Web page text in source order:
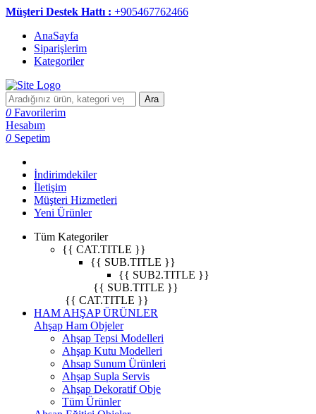
Müşteri Destek Hattı : +905467762466
AnaSayfa
Siparişlerim
Kategoriler
Ara
0 Favorilerim
Hesabım
0 Sepetim
İndirimdekiler
İletişim
Müşteri Hizmetleri
Yeni Ürünler
Tüm Kategoriler
{{ CAT.TITLE }}
{{ SUB.TITLE }}
{{ SUB2.TITLE }}
{{ SUB.TITLE }}
{{ CAT.TITLE }}
HAM AHŞAP ÜRÜNLER
Ahşap Ham Objeler
Ahşap Tepsi Modelleri
Ahşap Kutu Modelleri
Ahsap Sunum Ürünleri
Ahşap Supla Servis
Ahşap Dekoratif Obje
Tüm Ürünler